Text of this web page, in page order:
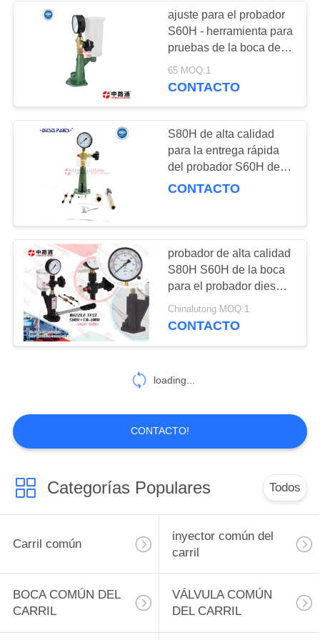
SOLENOIDE DEL
INYECTOR
32
VÁLVULA DE
CONTROL DE LA
SUCCIÓN
VÁLVULA DEL
PRESIÓN
34
SENSOR DE ALTA
PRESIÓN
21
empaquetado del cartón
ajuste para el probador
S60H - herramienta para
pruebas de la boca de
para la diagnosis y el
mantenimiento
65 MOQ:1
CONTACTO
S80H de alta calidad
para la entrega rápida
del probador S60H de la
boca de
CONTACTO
probador de alta calidad
S80H S60H de la boca
para el probador diesel
de la boca del inyector
del
Chinalutong MOQ:1
CONTACTO
loading...
CONTACTO!
Categorías Populares Todos
Carril común
inyector común del
carril
BOCA COMÚN DEL
CARRIL
VÁLVULA COMÚN
DEL CARRIL